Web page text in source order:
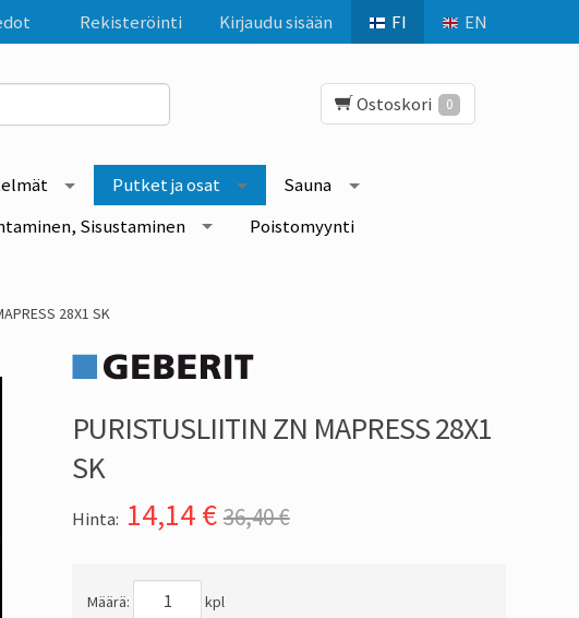
FI EN
Rekisteröinti Kirjaudu sisään
Ostoskori 0
Putket ja osat
Sauna
Sisustaminen
Poistomyynti
28X1 SK
PURISTUSLIITIN ZN MAPRESS 28X1
SK
Hinta: 14,14€ 36,40 €
Määrä: kpl